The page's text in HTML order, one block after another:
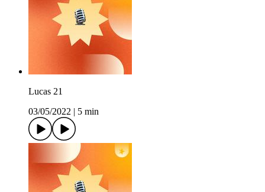
Lucas 21
03/05/2022
5 min